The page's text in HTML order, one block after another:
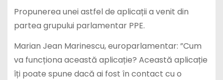
Propunerea unei astfel de aplicații a venit din
partea grupului parlamentar PPE.
Marian Jean Marinescu, europarlamentar: ”Cum
va funcționa această aplicație? Această aplicație
îți poate spune dacă ai fost în contact cu o